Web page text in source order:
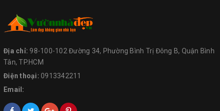
Địa chỉ: 98-100-102 Đường 34, Phường Bình Trị Đông B, Quận Bình
Tân, TP.HCM
Điện thoại: 0913342211
Email: